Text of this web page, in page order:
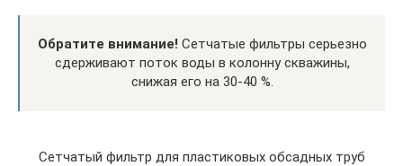
Обратите внимание! Сетчатые фильтры серьезно
сдерживают поток воды в колонну скважины,
снижая его на 30-40 %.
Сетчатый фильтр для пластиковых обсадных труб